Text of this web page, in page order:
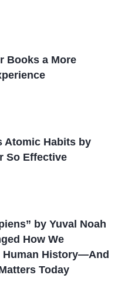
Books a More
Atomic Habits by
So Effective
by Yuval Noah
How We
Human History—And
Today